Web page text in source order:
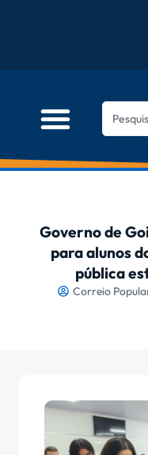
Governo de
para alunos
pública
Correio